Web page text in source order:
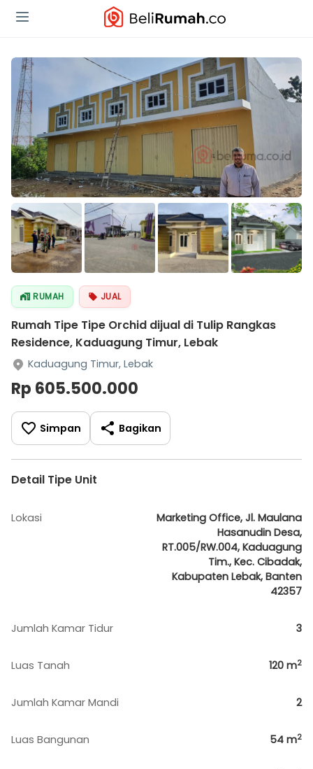
RUMAH JUAL
Rumah Tipe Tipe Orchid dijual di Tulip Rangkas
Residence, Kaduagung Timur, Lebak
Kaduagung Timur, Lebak
Rp 605.500.000
Simpan Bagikan
Detail Tipe Unit
Lokasi
Marketing Office, Jl. Maulana
Hasanudin Desa,
RT.005/RW.004, Kaduagung
Tim., Kec. Cibadak,
Kabupaten Lebak, Banten
42357
Jumlah Kamar Tidur 3
Luas Tanah 120 m2
Jumlah Kamar Mandi 2
Luas Bangunan 54 m2